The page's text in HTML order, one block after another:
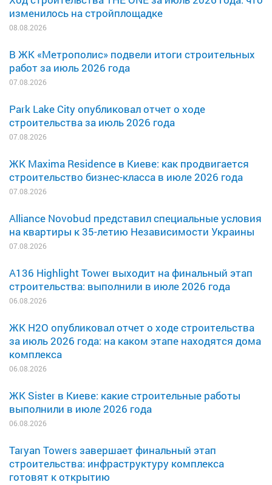
изменилось на стройплощадке
08.08.2026
В ЖК «Метрополис» подвели итоги строительных
работ за июль 2026 года
07.08.2026
Park Lake City опубликовал отчет о ходе
строительства за июль 2026 года
07.08.2026
ЖК Maxima Residence в Киеве: как продвигается
строительство бизнес-класса в июле 2026 года
07.08.2026
Alliance Novobud представил специальные условия
на квартиры к 35-летию Независимости Украины
07.08.2026
A136 Highlight Tower выходит на финальный этап
строительства: выполнили в июле 2026 года
06.08.2026
ЖК H2O опубликовал отчет о ходе строительства
за июль 2026 года: на каком этапе находятся дома
комплекса
06.08.2026
ЖК Sister в Киеве: какие строительные работы
выполнили в июле 2026 года
06.08.2026
Taryan Towers завершает финальный этап
строительства: инфраструктуру комплекса
готовят к открытию